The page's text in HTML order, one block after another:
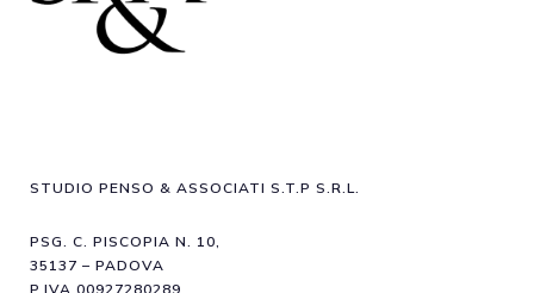
STUDIO PENSO & ASSOCIATI S.T.P S.R.L.
PSG. C. PISCOPIA N. 10,
35137 – PADOVA
P.IVA 00927280289